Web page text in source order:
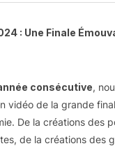
: Une Finale
consécutive,
vidéo de la grande
De la créations des
de la créations des